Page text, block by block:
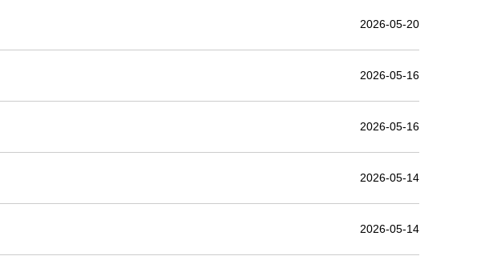
2026-05-20
2026-05-16
2026-05-16
2026-05-14
2026-05-14